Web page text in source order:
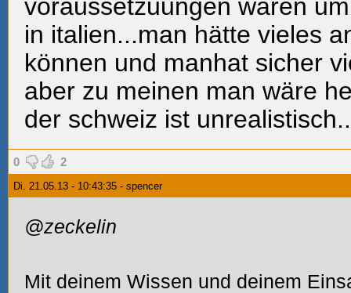
voraussetzuungen waren
in italien...man hätte vieles
können und manhat sicher
aber zu meinen man wäre
der schweiz ist
0 2
Di. 21.05.13 - 10:43:35 - spencer
@zeckelin
Mit deinem Wissen und deinem